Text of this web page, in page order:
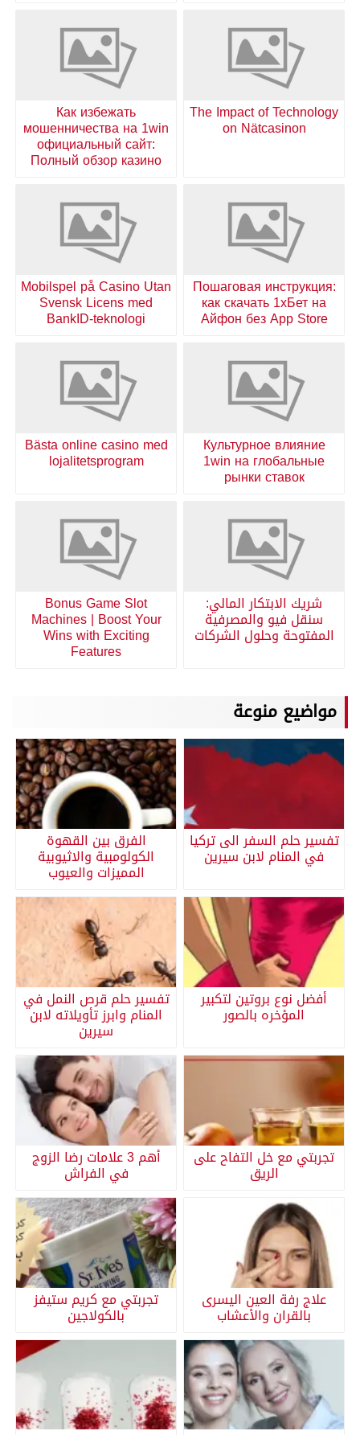
The Impact of Technology
on Nätcasinon
Как избежать
мошенничества на 1win
официальный сайт:
Полный обзор казино
Пошаговая инструкция:
как скачать 1хБет на
Айфон без App Store
Mobilspel på Casino Utan
Svensk Licens med
BankID-teknologi
Культурное влияние
1win на глобальные
рынки ставок
Bästa online casino med
lojalitetsprogram
شريك الابتكار المالي:
سنقل فيو والمصرفية
المفتوحة وحلول الشركات
Bonus Game Slot
Machines | Boost Your
Wins with Exciting
Features
مواضيع منوعة
تفسير حلم السفر الى تركيا
في المنام لابن سيرين
الفرق بين القهوة
الكولومبية والاثيوبية
المميزات والعيوب
أفضل نوع بروتين لتكبير
المؤخره بالصور
تفسير حلم قرص النمل في
المنام وابرز تأويلاته لابن
سيرين
تجربتي مع خل التفاح على
الريق
أهم 3 علامات رضا الزوج
في الفراش
علاج رفة العين اليسرى
بالقران والأعشاب
تجربتي مع كريم ستيفز
بالكولاجين